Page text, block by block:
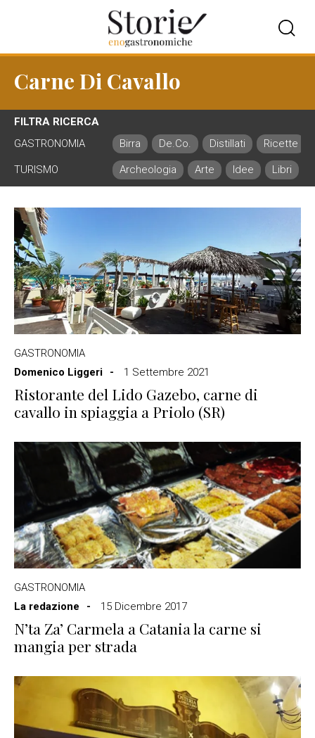
Carne Di Cavallo
FILTRA RICERCA
GASTRONOMIA
Birra De.Co. Distillati Ricette
TURISMO Archeologia Arte Idee Libri
GASTRONOMIA
Domenico Liggeri
1 Settembre 2021
Ristorante del Lido Gazebo, carne di
cavallo in spiaggia a Priolo (SR)
GASTRONOMIA
La redazione
15 Dicembre 2017
N’ta Za’ Carmela a Catania la carne si
mangia per strada